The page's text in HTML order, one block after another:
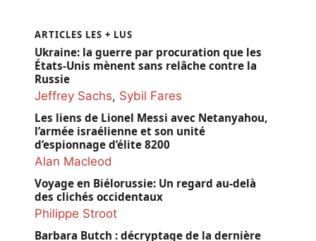
ARTICLES LES + LUS
Ukraine: la guerre par procuration que les
États-Unis mènent sans relâche contre la
Russie
Jeffrey Sachs, Sybil Fares
Les liens de Lionel Messi avec Netanyahou,
l’armée israélienne et son unité
d’espionnage d’élite 8200
Alan Macleod
Voyage en Biélorussie: Un regard au-delà
des clichés occidentaux
Philippe Stroot
Barbara Butch : décryptage de la dernière